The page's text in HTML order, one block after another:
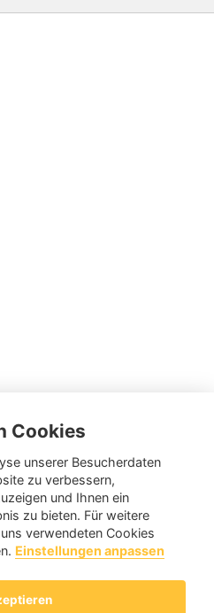
Ihnen bei Fragen und
Cookies
unserer Besucherdaten
zu verbessern,
und Ihnen ein
zu bieten. Für weitere
verwendeten Cookies
Einstellungen anpassen